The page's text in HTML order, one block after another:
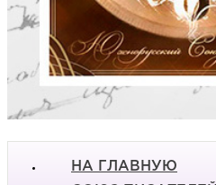
НА ГЛАВНУЮ